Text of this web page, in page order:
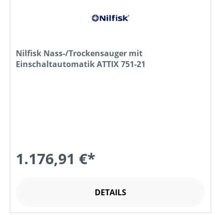
Nilfisk Nass-/Trockensauger mit
Einschaltautomatik ATTIX 751-21
1.176,91 €*
DETAILS